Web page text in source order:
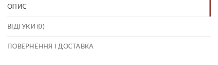
ОПИС
ВІДГУКИ (0)
ПОВЕРНЕННЯ І ДОСТАВКА